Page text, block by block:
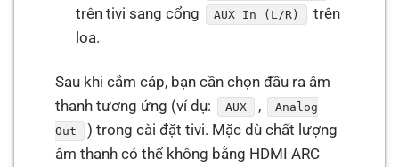
trên tivi sang cổng AUX In (L/R)
trên
loa.
Sau khi cắm cáp, bạn cần chọn đầu ra âm
thanh tương ứng (ví dụ:
AUX ,
Analog
Out
) trong cài đặt tivi. Mặc dù chất lượng
âm thanh có thể không bằng HDMI ARC